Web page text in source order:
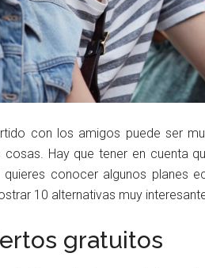
con los amigos puede ser
cosas. Hay que tener en cuenta
conocer algunos planes
10 alternativas muy
gratuitos